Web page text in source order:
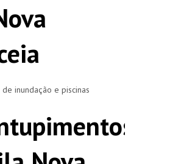
inundação e piscinas